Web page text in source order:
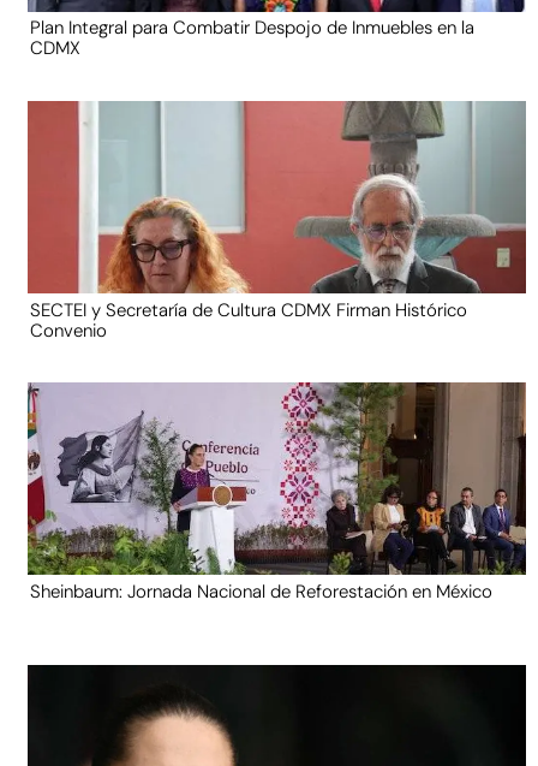
Plan Integral para Combatir Despojo de Inmuebles en la
CDMX
SECTEI y Secretaría de Cultura CDMX Firman Histórico
Convenio
Sheinbaum: Jornada Nacional de Reforestación en México